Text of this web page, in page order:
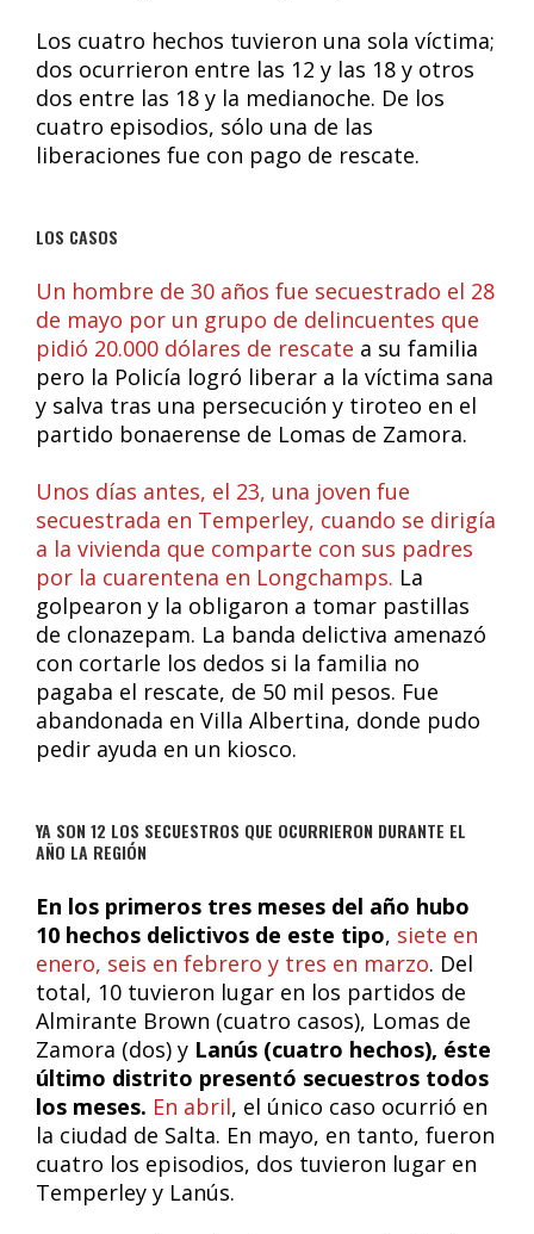
Los cuatro hechos tuvieron una sola víctima;
dos ocurrieron entre las 12 y las 18 y otros
dos entre las 18 y la medianoche. De los
cuatro episodios, sólo una de las
liberaciones fue con pago de rescate.
LOS CASOS
Un hombre de 30 años fue secuestrado el 28
de mayo por un grupo de delincuentes que
pidió 20.000 dólares de rescate a su familia
pero la Policía logró liberar a la víctima sana
y salva tras una persecución y tiroteo en el
partido bonaerense de Lomas de Zamora.
Unos días antes, el 23, una joven fue
secuestrada en Temperley, cuando se dirigía
a la vivienda que comparte con sus padres
por la cuarentena en Longchamps. La
golpearon y la obligaron a tomar pastillas
de clonazepam. La banda delictiva amenazó
con cortarle los dedos si la familia no
pagaba el rescate, de 50 mil pesos. Fue
abandonada en Villa Albertina, donde pudo
pedir ayuda en un kiosco.
YA SON 12 LOS SECUESTROS QUE OCURRIERON DURANTE EL
AÑO LA REGIÓN
En los primeros tres meses del año hubo
10 hechos delictivos de este tipo, siete en
enero, seis en febrero y tres en marzo. Del
total, 10 tuvieron lugar en los partidos de
Almirante Brown (cuatro casos), Lomas de
Zamora (dos) y Lanús (cuatro hechos), éste
último distrito presentó secuestros todos
los meses. En abril, el único caso ocurrió en
la ciudad de Salta. En mayo, en tanto, fueron
cuatro los episodios, dos tuvieron lugar en
Temperley y Lanús.